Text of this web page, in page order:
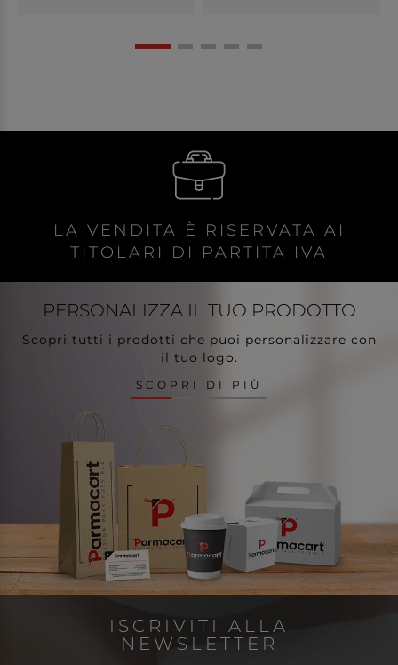
LA VENDITA È RISERVATA AI
TITOLARI DI PARTITA IVA
PERSONALIZZA IL TUO PRODOTTO
Scopri tutti i prodotti che puoi personalizzare con
il tuo logo.
SCOPRI DI PIÙ
ISCRIVITI ALLA
NEWSLETTER